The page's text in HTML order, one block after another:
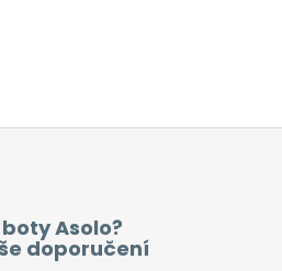
Asolo?
doporučení